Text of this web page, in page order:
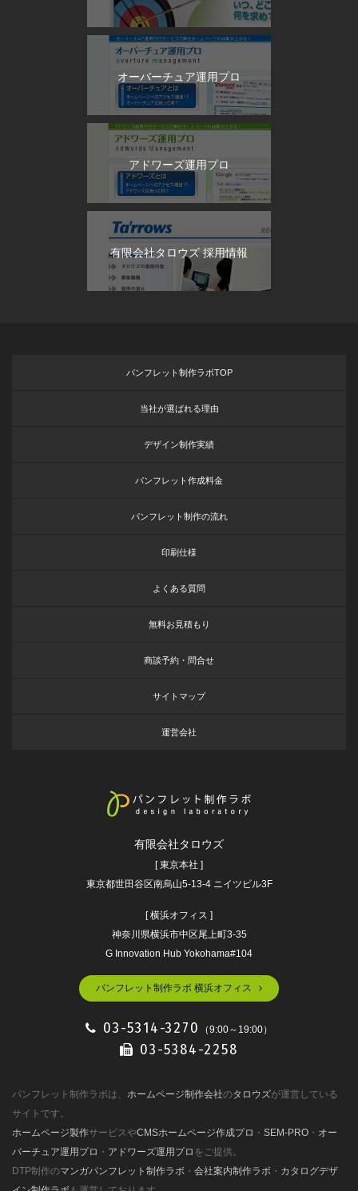
オーバーチュア運用プロ
アドワーズ運用プロ
有限会社タロウズ 採用情報
パンフレット制作ラボTOP
当社が選ばれる理由
デザイン制作実績
パンフレット作成料金
パンフレット制作の流れ
印刷仕様
よくある質問
無料お見積もり
商談予約・問合せ
サイトマップ
運営会社
有限会社タロウズ
[ 東京本社 ]
東京都世田谷区南烏山5-13-4 ニイツビル3F
[ 横浜オフィス ]
神奈川県横浜市中区尾上町3-35
G Innovation Hub Yokohama#104
パンフレット制作ラボ 横浜オフィス
03-5314-3270 （9:00～19:00）
03-5384-2258
パンフレット制作ラボは、 ホームページ制作会社のタロウズが運営している
サイトです。
ホームページ製作サービスやCMSホームページ作成プロ ・ SEM-PRO ・ オー
バーチュア運用プロ ・ アドワーズ運用プロ をご提供。
DTP制作のマンガパンフレット制作ラボ ・ 会社案内制作ラボ ・ カタログデザ